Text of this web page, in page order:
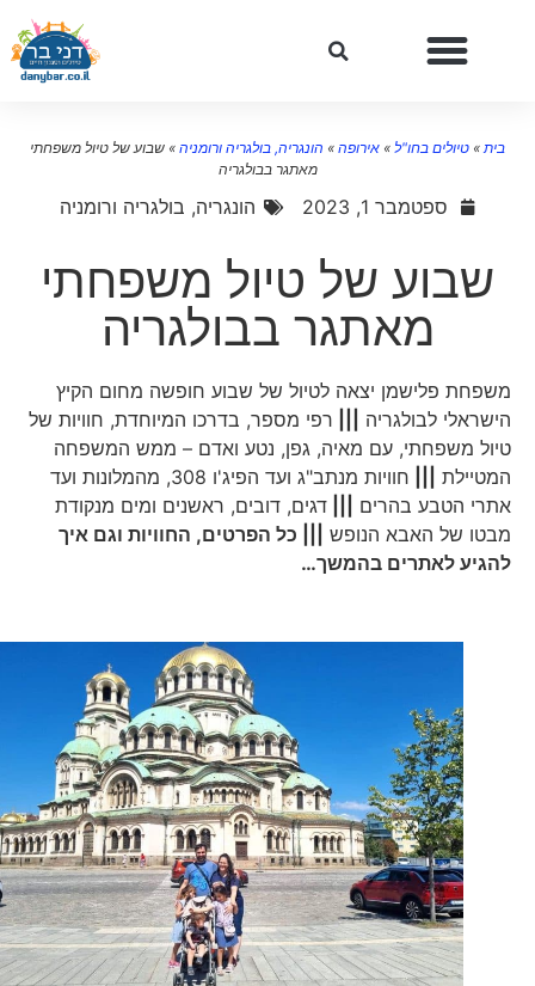
»טיולים בחו"ל»אירופה»הונגריה, בולגריה ורומניה»שבוע של טיול משפחתי
מאתגר בבולגריה
ספטמבר 1, 2023 הונגריה, בולגריה ורומניה
שבוע של טיול משפחתי
מאתגר בבולגריה
משפחת פלישמן יצאה לטיול של שבוע חופשה מחום הקיץ
הישראלי לבולגריה|||
רפי מספר, בדרכו המיוחדת, חוויות של
טיול משפחתי, עם מאיה, גפן, נטע ואדם – ממש המשפחה
המטיילת|||
חוויות מנתב"ג ועד הפיג'ו 308, מהמלונות ועד
אתרי הטבע בהרים|||
דגים, דובים, ראשנים ומים מנקודת
מבטו של האבא הנופש||| כל הפרטים, החוויות וגם איך
להגיע לאתרים בהמשך…